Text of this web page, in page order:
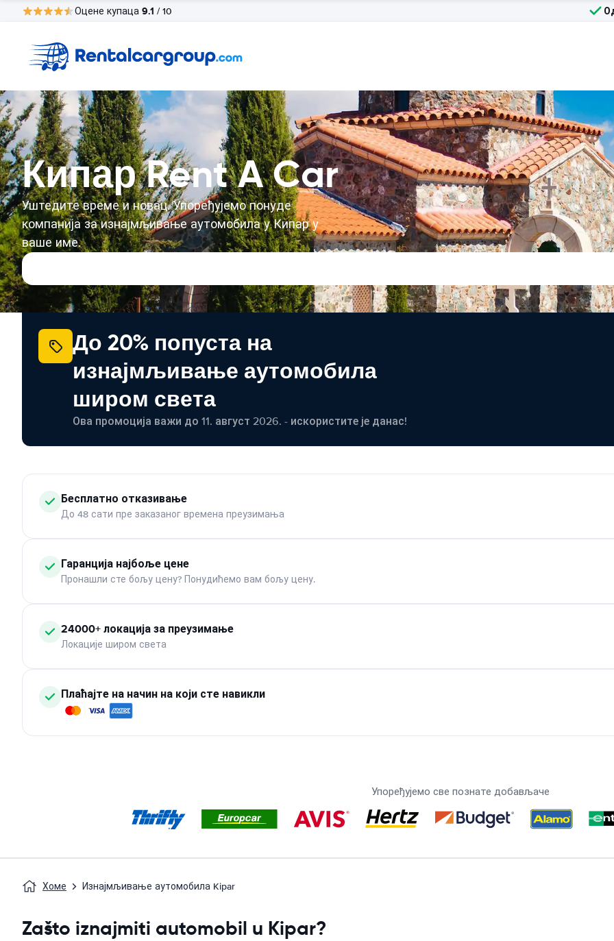
Оцене купаца 9.1 / 10
Кипар Rent A Car
Уштедите време и новац. Упоређујемо понуде
компанија за изнајмљивање аутомобила у Кипар у
ваше име.
До 20% попуста на
изнајмљивање аутомобила
широм света
Ова промоција важи до 11. август 2026. - искористите је данас!
Бесплатно отказивање
До 48 сати пре заказаног времена преузимања
Гаранција најбоље цене
Пронашли сте бољу цену? Понудићемо вам бољу цену.
24000+ локација за преузимање
Локације широм света
Плаћајте на начин на који сте навикли
Упоређујемо све познате добављаче
Хоме Изнајмљивање аутомобила Kipar
Zašto iznajmiti automobil u Kipar?